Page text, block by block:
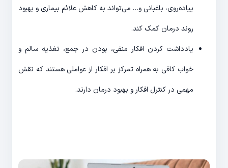
پیاده‌روی، باغبانی و… می‌تواند به کاهش علائم بیماری و بهبود
روند درمان کمک کند.
یادداشت کردن افکار منفی، بودن در جمع، تغذیه سالم و
خواب کافی به همراه تمرکز بر افکار از عواملی هستند که نقش
مهمی در کنترل افکار و بهبود درمان دارند.